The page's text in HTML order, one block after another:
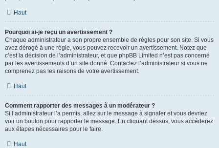
Haut
Pourquoi ai-je reçu un avertissement ?
Chaque administrateur a son propre ensemble de règles pour son site. Si vous
avez dérogé à une règle, vous pouvez recevoir un avertissement. Notez que
c’est la décision de l’administrateur, et que phpBB Limited n’est pas concerné
par les avertissements d’un site donné. Contactez l’administrateur si vous ne
comprenez pas les raisons de votre avertissement.
Haut
Comment rapporter des messages à un modérateur ?
Si l’administrateur l’a permis, allez sur le message à signaler et vous devriez
voir un bouton pour rapporter le message. En cliquant dessus, vous accéderez
aux étapes nécessaires pour le faire.
Haut